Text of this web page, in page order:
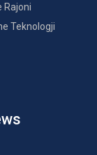
Rajoni
Teknologji